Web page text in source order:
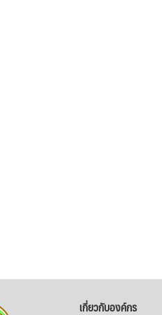
เกี่ยวกับองค์กร